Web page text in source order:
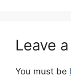
Leave
You must be